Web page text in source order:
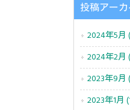
投稿アー
2024年5月
2024年2月
2023年9月
2023年1月